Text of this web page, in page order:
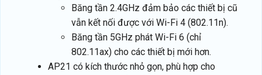
Băng tần 2.4GHz đảm bảo các thiết bị cũ
vẫn kết nối được với Wi-Fi 4 (802.11n).
Băng tần 5GHz phát Wi-Fi 6 (chỉ
802.11ax) cho các thiết bị mới hơn.
AP21 có kích thước nhỏ gọn, phù hợp cho